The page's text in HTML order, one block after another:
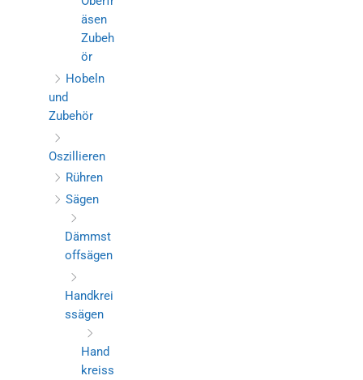
äsen
Zubeh
ör
Hobeln
und
Zubehör
Oszillieren
Rühren
Sägen
Dämmst
offsägen
Handkrei
ssägen
Hand
kreiss